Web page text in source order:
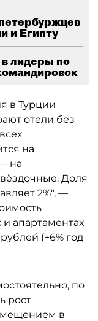
и Египту
лидеры по
в Турции
отели без
на
на
Доля
2%", —
апартаментах
(+6% год
по
рост
в